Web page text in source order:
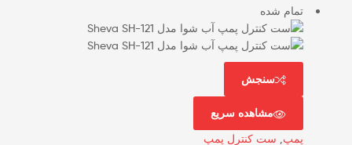
تمام شده
سنجش
مشاهده سریع
پمپ ست کنترل پمپ